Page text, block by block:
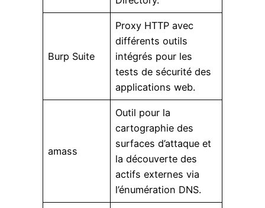
Burp Suite
Proxy HTTP avec
différents outils
intégrés pour les
tests de sécurité des
applications web.
amass
Outil pour la
cartographie des
surfaces d’attaque et
la découverte des
actifs externes via
l’énumération DNS.